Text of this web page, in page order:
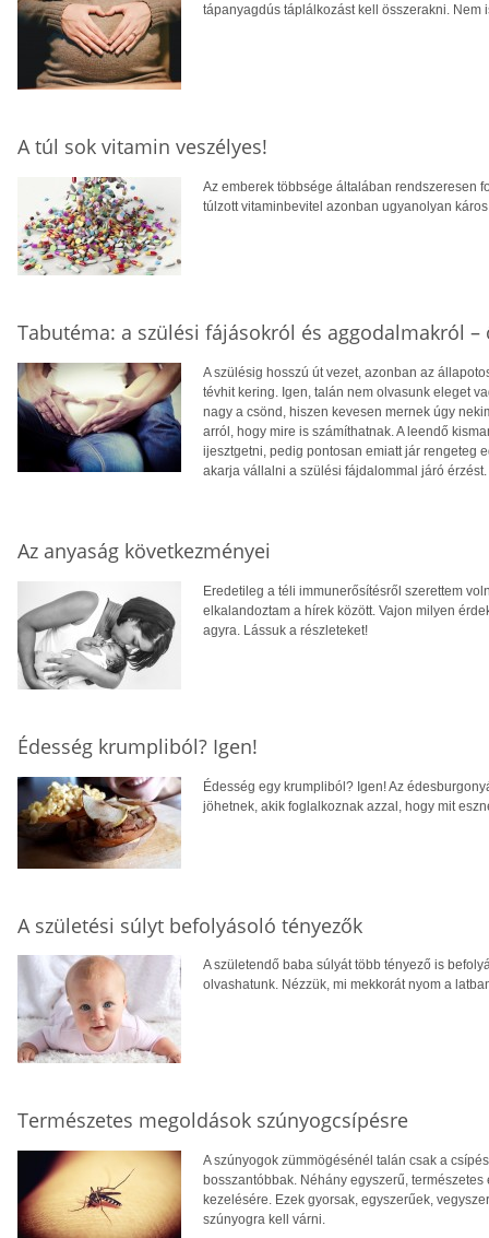
tápanyagdús táplálkozást kell összerakni. Nem
A túl sok vitamin veszélyes!
Az emberek többsége általában rendszeresen
túlzott vitaminbevitel azonban ugyanolyan
Tabutéma: a szülési fájásokról és aggodalmakról –
A szülésig hosszú út vezet, azonban az
tévhit kering. Igen, talán nem olvasunk eleget
nagy a csönd, hiszen kevesen mernek úgy
arról, hogy mire is számíthatnak. A leendő
ijesztgetni, pedig pontosan emiatt jár rengeteg
akarja vállalni a szülési fájdalommal járó érzést.
Az anyaság következményei
Eredetileg a téli immunerősítésről szerettem
elkalandoztam a hírek között. Vajon milyen
agyra. Lássuk a részleteket!
Édesség krumpliból? Igen!
Édesség egy krumpliból? Igen! Az
jöhetnek, akik foglalkoznak azzal, hogy mit
A születési súlyt befolyásoló tényezők
A születendő baba súlyát több tényező is
olvashatunk. Nézzük, mi mekkorát nyom a
Természetes megoldások szúnyogcsípésre
A szúnyogok zümmögésénél talán csak a
bosszantóbbak. Néhány egyszerű,
kezelésére. Ezek gyorsak, egyszerűek,
szúnyogra kell várni.